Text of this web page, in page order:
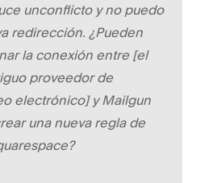
un​​conflicto y no puedo
redirección. ¿Pueden
la conexión entre [el
proveedor de
electrónico] y Mailgun
una nueva regla de